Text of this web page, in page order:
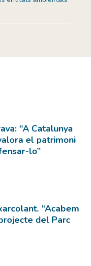
“A Catalunya
el patrimoni
lo”
“Acabem
del Parc